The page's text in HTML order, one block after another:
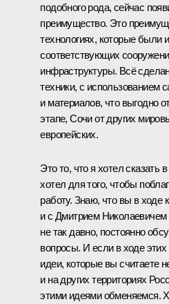
подобного рода, сейчас
преимущество. Это
технологиях, которые были
соответствующих
инфраструктуры. Всё
техники, с использованием
и материалов, что выгодно
этапе, Сочи от других
европейских.
Это то, что я хотел сказать
хотел для того, чтобы
работу. Знаю, что вы в ходе
и с Дмитрием Николаевичем
не так давно, постоянно
вопросы. И если в ходе этих
идеи, которые вы считаете
и на других территориях
этими идеями обменяемся.